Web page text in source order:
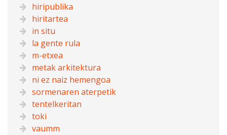
hiripublika
hiritartea
in situ
la gente rula
m-etxea
metak arkitektura
ni ez naiz hemengoa
sormenaren aterpetik
tentelkeritan
toki
vaumm